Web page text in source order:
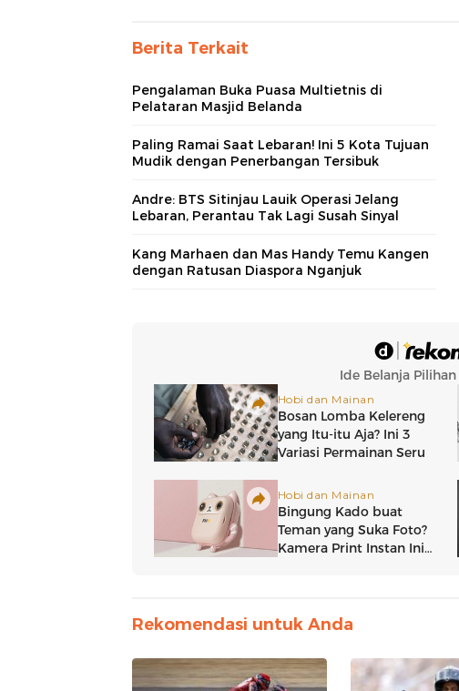
Berita Terkait
Pengalaman Buka Puasa Multietnis di
Pelataran Masjid Belanda
Paling Ramai Saat Lebaran! Ini 5 Kota Tujuan
Mudik dengan Penerbangan Tersibuk
Andre: BTS Sitinjau Lauik Operasi Jelang
Lebaran, Perantau Tak Lagi Susah Sinyal
Kang Marhaen dan Mas Handy Temu Kangen
dengan Ratusan Diaspora Nganjuk
Rekomendasi untuk Anda